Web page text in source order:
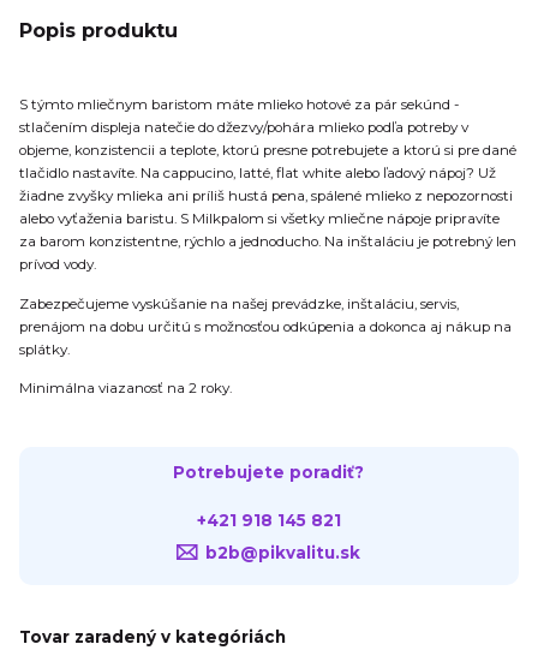
Popis produktu
S týmto mliečnym baristom máte mlieko hotové za pár sekúnd -
stlačením displeja natečie do džezvy/pohára mlieko podľa potreby v
objeme, konzistencii a teplote, ktorú presne potrebujete a ktorú si pre dané
tlačidlo nastavíte. Na cappucino, latté, flat white alebo ľadový nápoj? Už
žiadne zvyšky mlieka ani príliš hustá pena, spálené mlieko z nepozornosti
alebo vyťaženia baristu. S Milkpalom si všetky mliečne nápoje pripravíte
za barom konzistentne, rýchlo a jednoducho. Na inštaláciu je potrebný len
prívod vody.
Zabezpečujeme vyskúšanie na našej prevádzke, inštaláciu, servis,
prenájom na dobu určitú s možnosťou odkúpenia a dokonca aj nákup na
splátky.
Minimálna viazanosť na 2 roky.
Potrebujete poradiť?
+421 918 145 821
b2b@pikvalitu.sk
Tovar zaradený v kategóriách